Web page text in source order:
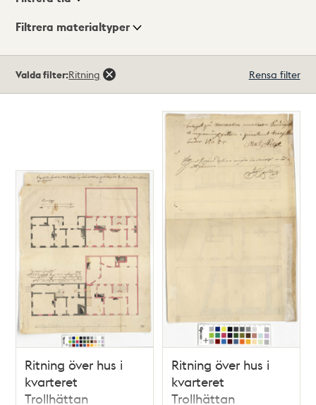
Visningsläge
Filtrera materialtyper
träffar
Valda filter:Ritning Rensa filter
Ritning över hus i
kvarteret
Trollhättan
Ritning över hus i
kvarteret
Trollhättan